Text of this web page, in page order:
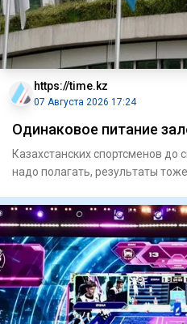
https://time.kz
07 Августа 2026 17:24
Одинаковое питание
Казахстанских спортсменов до
надо полагать, результаты